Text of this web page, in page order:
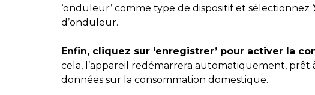
‘onduleur’ comme type de dispositif et sélectionnez ‘
d’onduleur.
Enfin, cliquez sur ‘enregistrer’ pour activer la
cela, l’appareil redémarrera automatiquement, prêt
données sur la consommation domestique.